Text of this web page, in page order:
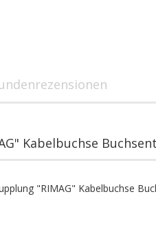
Kabelbuchse
"RIMAG" Kabelbuchse